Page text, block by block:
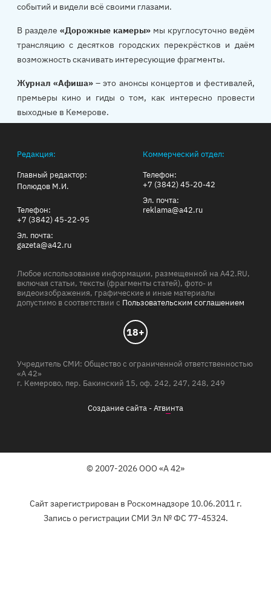
событий и видели всё своими глазами.
В разделе «Дорожные камеры»мы круглосуточно ведём
трансляцию с десятков городских перекрёстков и даём
возможность скачивать интересующие фрагменты.
Журнал «Афиша»– это анонсы концертов и фестивалей,
премьеры кино и гиды о том, как интересно провести
выходные в Кемерове.
Редакция:
Главный редактор:
Полюдов М.И.
Телефон:
+7 (3842) 45-22-95
Эл. почта:
gazeta@a42.ru
Коммерческий отдел:
Телефон:
+7 (3842) 45-20-42
Эл. почта:
reklama@a42.ru
Любое использование информации, размещенной на A42.RU,
включая статьи, тексты (фрагменты статей), фото- и
видеоизображения, графические и иные материалы
допустимо в соответствии с Пользовательским соглашением
18+
Учредитель СМИ: Общество с ограниченной ответственностью
«А 42»
г. Кемерово, пер. Бакинский 15, оф. 242, 247, 248, 249
Создание сайта -Атвинта
© 2007-2026 ООО «А 42»
Сайт зарегистрирован в Роскомнадзоре 10.06.2011 г.
Запись о регистрации СМИ Эл № ФС 77-45324.